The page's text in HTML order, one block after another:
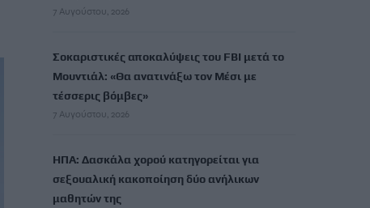
7 Αυγούστου, 2026
Σοκαριστικές αποκαλύψεις του FBI μετά το
Μουντιάλ: «Θα ανατινάξω τον Μέσι με
τέσσερις βόμβες»
7 Αυγούστου, 2026
ΗΠΑ: Δασκάλα χορού κατηγορείται για
σεξουαλική κακοποίηση δύο ανήλικων
μαθητών της